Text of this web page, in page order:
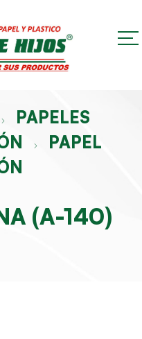
PAPELES
PAPEL
(A-140)